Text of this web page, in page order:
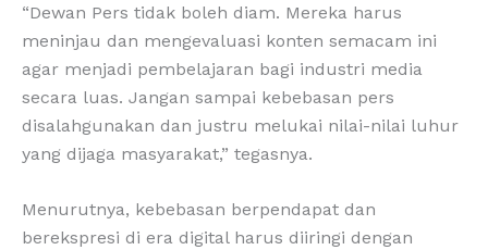
“Dewan Pers tidak boleh diam. Mereka harus
meninjau dan mengevaluasi konten semacam ini
agar menjadi pembelajaran bagi industri media
secara luas. Jangan sampai kebebasan pers
disalahgunakan dan justru melukai nilai-nilai luhur
yang dijaga masyarakat,” tegasnya.
Menurutnya, kebebasan berpendapat dan
berekspresi di era digital harus diiringi dengan